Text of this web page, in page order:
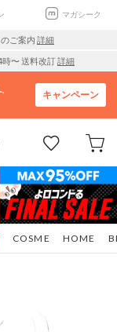
マガシーク
ご案内 詳細
時〜 送料改訂詳細
キャンペーン
COSME HOME